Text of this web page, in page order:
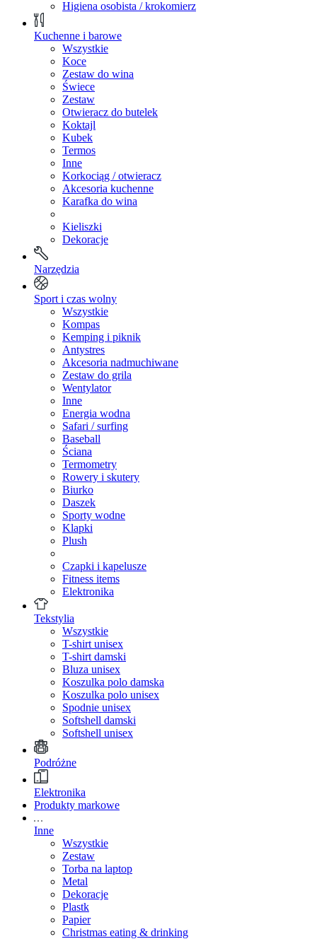
Higiena osobista / krokomierz
Kuchenne i barowe
Wszystkie
Koce
Zestaw do wina
Świece
Zestaw
Otwieracz do butelek
Koktajl
Kubek
Termos
Inne
Korkociąg / otwieracz
Akcesoria kuchenne
Karafka do wina
Kieliszki
Dekoracje
Narzędzia
Sport i czas wolny
Wszystkie
Kompas
Kemping i piknik
Antystres
Akcesoria nadmuchiwane
Zestaw do grila
Wentylator
Inne
Energia wodna
Safari / surfing
Baseball
Ściana
Termometry
Rowery i skutery
Biurko
Daszek
Sporty wodne
Klapki
Plush
Czapki i kapelusze
Fitness items
Elektronika
Tekstylia
Wszystkie
T-shirt unisex
T-shirt damski
Bluza unisex
Koszulka polo damska
Koszulka polo unisex
Spodnie unisex
Softshell damski
Softshell unisex
Podróżne
Elektronika
Produkty markowe
Inne
Wszystkie
Zestaw
Torba na laptop
Metal
Dekoracje
Plastk
Papier
Christmas eating & drinking